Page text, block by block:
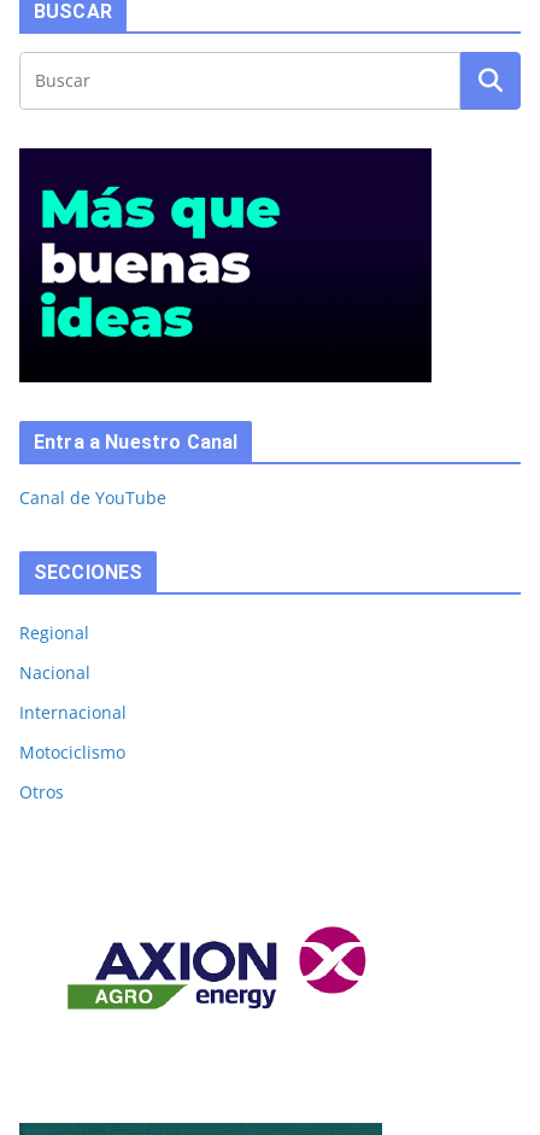
BUSCAR
Entra a Nuestro Canal
Canal de YouTube
SECCIONES
Regional
Nacional
Internacional
Motociclismo
Otros